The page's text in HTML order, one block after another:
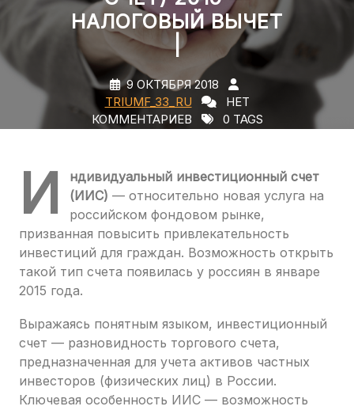
НАЛОГОВЫЙ ВЫЧЕТ
|
9 ОКТЯБРЯ 2018
TRIUMF_33_RU
НЕТ
КОММЕНТАРИЕВ
0 TAGS
И
ндивидуальный инвестиционный счет
(ИИС) — относительно новая услуга на
российском фондовом рынке,
призванная повысить привлекательность
инвестиций для граждан. Возможность открыть
такой тип счета появилась у россиян в январе
2015 года.
Выражаясь понятным языком, инвестиционный
счет — разновидность торгового счета,
предназначенная для учета активов частных
инвесторов (физических лиц) в России.
Ключевая особенность ИИС — возможность